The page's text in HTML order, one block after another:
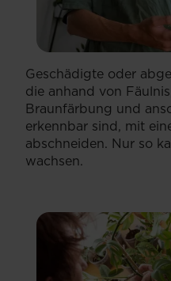
Geschädigte oder
die anhand von
Braunfärbung und
erkennbar sind, mit
abschneiden. Nur so
wachsen.